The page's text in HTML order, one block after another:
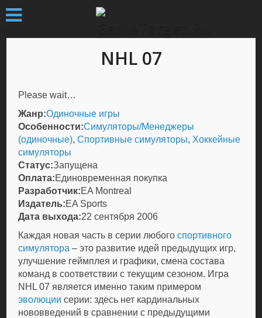
NHL 07
Please wait…
Жанр:Одиночные игры
Особенности:Симуляторы/Менеджеры
(одиночные),Спортивные симуляторы, Хоккейные
симуляторы
Статус:Запущена
Оплата:Единовременная покупка
Разработчик:EA Montreal
Издатель:EA Sports
Дата выхода:22 сентября 2006
Каждая новая часть в серии любогоспортивного
симулятора – это развитие идей предыдущих игр,
улучшение геймплея и графики, смена состава
команд в соответствии с текущим сезоном. Игра
NHL 07 является именно таким примером
эволюции серии: здесь нет кардинальных
нововведений в сравнении с предыдущими